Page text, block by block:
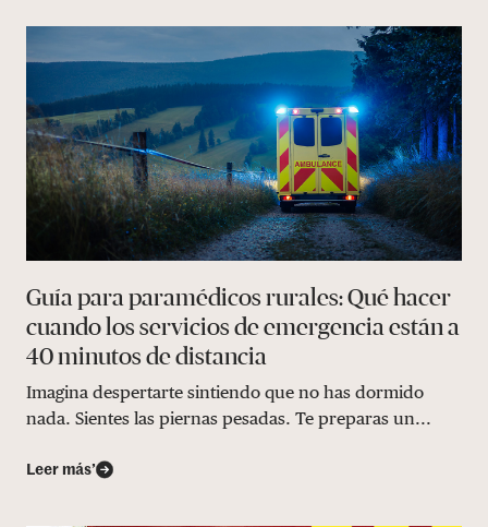
Guía para paramédicos rurales: Qué hacer
cuando los servicios de emergencia están a
40 minutos de distancia
Imagina despertarte sintiendo que no has dormido
nada. Sientes las piernas pesadas. Te preparas un...
Leer más’